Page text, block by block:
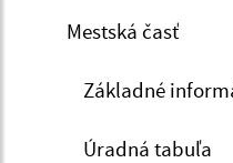
Mestská časť
Základné
Úradná tabuľa